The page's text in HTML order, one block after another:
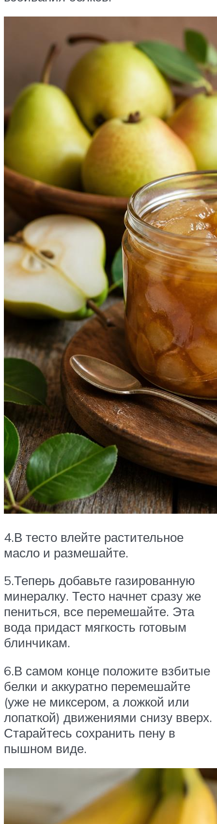
4.В тесто влейте растительное
масло и размешайте.
5.Теперь добавьте газированную
минералку. Тесто начнет сразу же
пениться, все перемешайте. Эта
вода придаст мягкость готовым
блинчикам.
6.В самом конце положите взбитые
белки и аккуратно перемешайте
(уже не миксером, а ложкой или
лопаткой) движениями снизу вверх.
Старайтесь сохранить пену в
пышном виде.